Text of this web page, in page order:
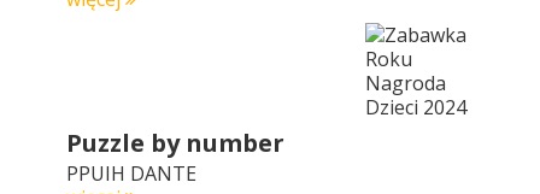
Puzzle by number
PPUIH DANTE